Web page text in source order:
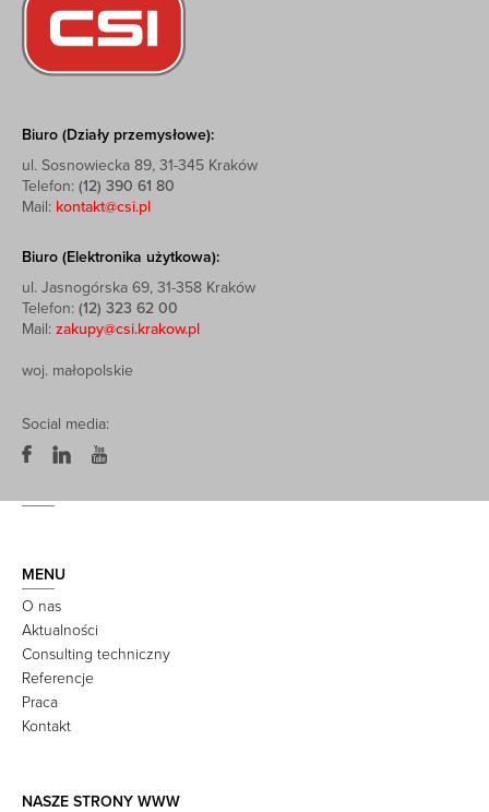
Biuro (Działy przemysłowe):
ul. Sosnowiecka 89, 31-345 Kraków
Telefon: (12) 390 61 80
Mail: kontakt@csi.pl
Biuro (Elektronika użytkowa):
ul. Jasnogórska 69, 31-358 Kraków
Telefon: (12) 323 62 00
Mail: zakupy@csi.krakow.pl
woj. małopolskie
Social media:
MENU
O nas
Aktualności
Consulting techniczny
Referencje
Praca
Kontakt
NASZE STRONY WWW